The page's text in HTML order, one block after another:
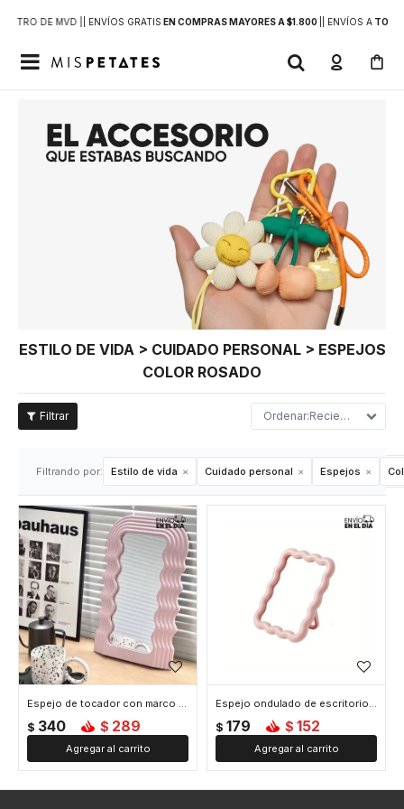
DE MVD | | ENVÍOS GRATIS EN COMPRAS MAYORES A $1.800 | ENVÍOS ATODO

ESTILO DE VIDA > CUIDADO PERSONAL > ESPEJOS
COLOR ROSADO
Recientes
Filtrando por: Estilo de vida Cuidado personal Espejos
Espejo de tocador con marco en forma de ondas - Rosado
$ 340 $ 289
Espejo ondulado de escritorio con soporte - Rosado
$ 179 $ 152